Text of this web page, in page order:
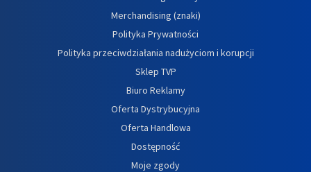
Merchandising (znaki)
Polityka Prywatności
Polityka przeciwdziałania nadużyciom i korupcji
Sklep TVP
Biuro Reklamy
Oferta Dystrybucyjna
Oferta Handlowa
Dostępność
Moje zgody